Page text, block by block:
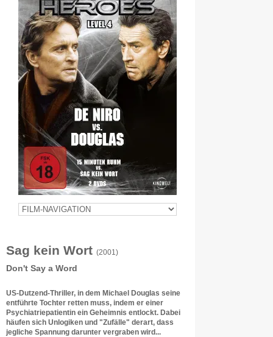
Sag kein Wort (2001)
Don't Say a Word
US-Dutzend-Thriller, in dem Michael Douglas seine
entführte Tochter retten muss, indem er einer
Psychiatriepatientin ein Geheimnis entlockt. Dabei
häufen sich Unlogiken und "Zufälle" derart, dass
jegliche Spannung darunter vergraben wird...